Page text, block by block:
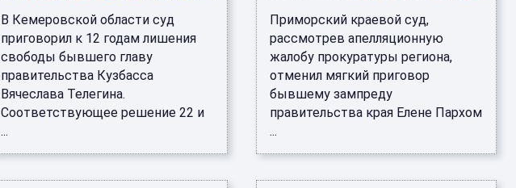
В Кемеровской области суд
приговорил к 12 годам лишения
свободы бывшего главу
правительства Кузбасса
Вячеслава Телегина.
Соответствующее решение 22 и
...
Приморский краевой суд,
рассмотрев апелляционную
жалобу прокуратуры региона,
отменил мягкий приговор
бывшему зампреду
правительства края Елене Пархом
...